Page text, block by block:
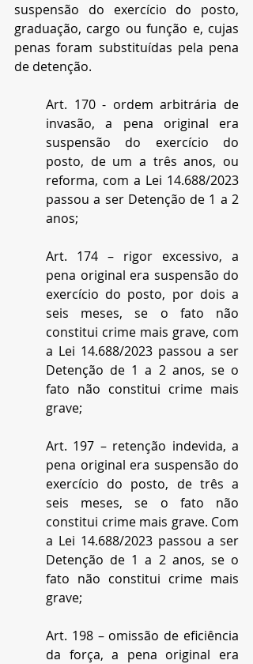
suspensão do exercício do posto,
graduação, cargo ou função e, cujas
penas foram substituídas pela pena
de detenção.
Art. 170 - ordem arbitrária de
invasão, a pena original era
suspensão do exercício do
posto, de um a três anos, ou
reforma, com a Lei 14.688/2023
passou a ser Detenção de 1 a 2
anos;
Art. 174 – rigor excessivo, a
pena original era suspensão do
exercício do posto, por dois a
seis meses, se o fato não
constitui crime mais grave, com
a Lei 14.688/2023 passou a ser
Detenção de 1 a 2 anos, se o
fato não constitui crime mais
grave;
Art. 197 – retenção indevida, a
pena original era suspensão do
exercício do posto, de três a
seis meses, se o fato não
constitui crime mais grave. Com
a Lei 14.688/2023 passou a ser
Detenção de 1 a 2 anos, se o
fato não constitui crime mais
grave;
Art. 198 – omissão de eficiência
da força, a pena original era